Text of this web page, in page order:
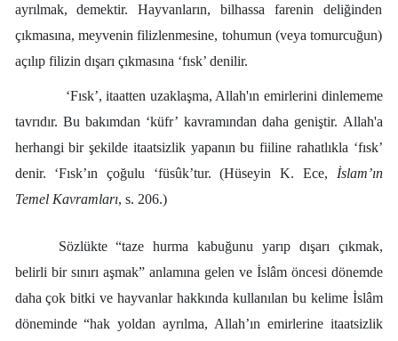
ayrılmak, demektir. Hayvanların, bilhassa farenin deliğinden
çıkmasına, meyvenin filizlenmesine, tohumun (veya tomurcuğun)
açılıp filizin dışarı çıkmasına ‘fısk’ denilir.
‘Fısk’, itaatten uzaklaşma, Allah'ın emirlerini dinlememe
tavrıdır. Bu bakımdan ‘küfr’ kavramından daha geniştir. Allah'a
herhangi bir şekilde itaatsizlik yapanın bu fiiline rahatlıkla ‘fısk’
denir. ‘Fısk’ın çoğulu ‘füsûk’tur. (Hüseyin K. Ece, İslam’ın
Temel Kavramları, s. 206.)
Sözlükte “taze hurma kabuğunu yarıp dışarı çıkmak,
belirli bir sınırı aşmak” anlamına gelen ve İslâm öncesi dönemde
daha çok bitki ve hayvanlar hakkında kullanılan bu kelime İslâm
döneminde “hak yoldan ayrılma, Allah’ın emirlerine itaatsizlik